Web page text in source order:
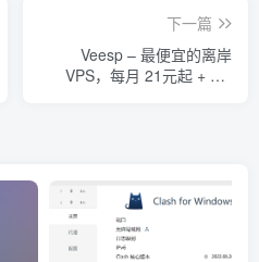
下一篇
Veesp – 最便宜的离岸
VPS，每月 21元起 + 5%